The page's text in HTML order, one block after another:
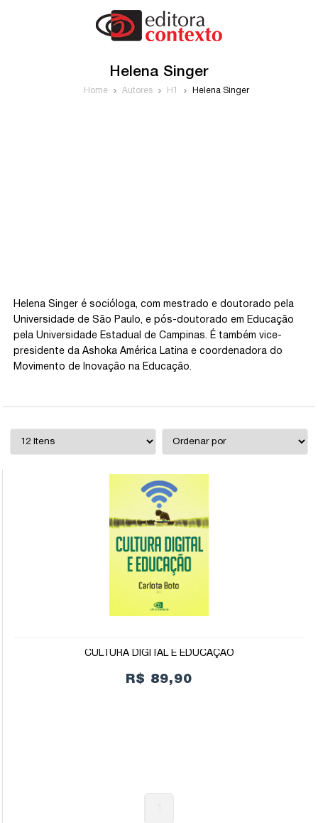
Helena Singer
Home Autores H1 Helena Singer
Helena Singer é socióloga, com mestrado e doutorado pela
Universidade de São Paulo, e pós-doutorado em Educação
pela Universidade Estadual de Campinas. É também vice-
presidente da Ashoka América Latina e coordenadora do
Movimento de Inovação na Educação.
CULTURA DIGITAL E EDUCAÇÃO
R$ 89,90